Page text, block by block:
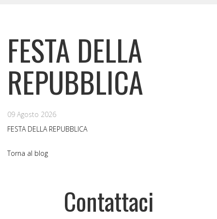
FESTA DELLA
REPUBBLICA
09 Agosto 2026
FESTA DELLA REPUBBLICA
Torna al blog
Contattaci